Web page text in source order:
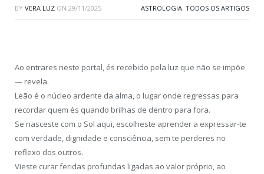
BY VERA LUZ ON 29/11/2025 ASTROLOGIA, TODOS OS ARTIGOS
Ao entrares neste portal, és recebido pela luz que não se impõe
— revela.
Leão é o núcleo ardente da alma, o lugar onde regressas para
recordar quem és quando brilhas de dentro para fora.
Se nasceste com o Sol aqui, escolheste aprender a expressar-te
com verdade, dignidade e consciência, sem te perderes no
reflexo dos outros.
Vieste curar feridas profundas ligadas ao valor próprio, ao